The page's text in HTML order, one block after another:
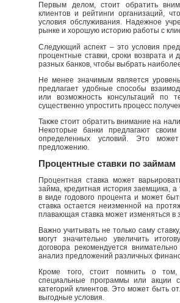
Первым делом, стоит обратить
клиентов и рейтинги организаций,
условия обслуживания. Надежное
рынке и хорошую историю работы с
Следующий аспект – это условия
процентные ставки, сроки возврата
разных банков, чтобы выбрать
Не менее значимым является
предлагает удобные способы
или возможность консультаций
существенно упростить процесс
Также стоит обратить внимание на
Некоторые банки предлагают
определенных условий. Это
предложению.
Процентные ставки по займам
Процентная ставка может
займа, кредитная история заемщика,
в виде годового процента и может
ставка остается неизменной на
плавающая ставка может изменяться в
Важно учитывать не только саму
могут значительно увеличить
договора рекомендуется
анализ предложений различных
Кроме того, стоит помнить о том,
специальные программы или акции
категорий клиентов. Это может быть
выгодные условия.